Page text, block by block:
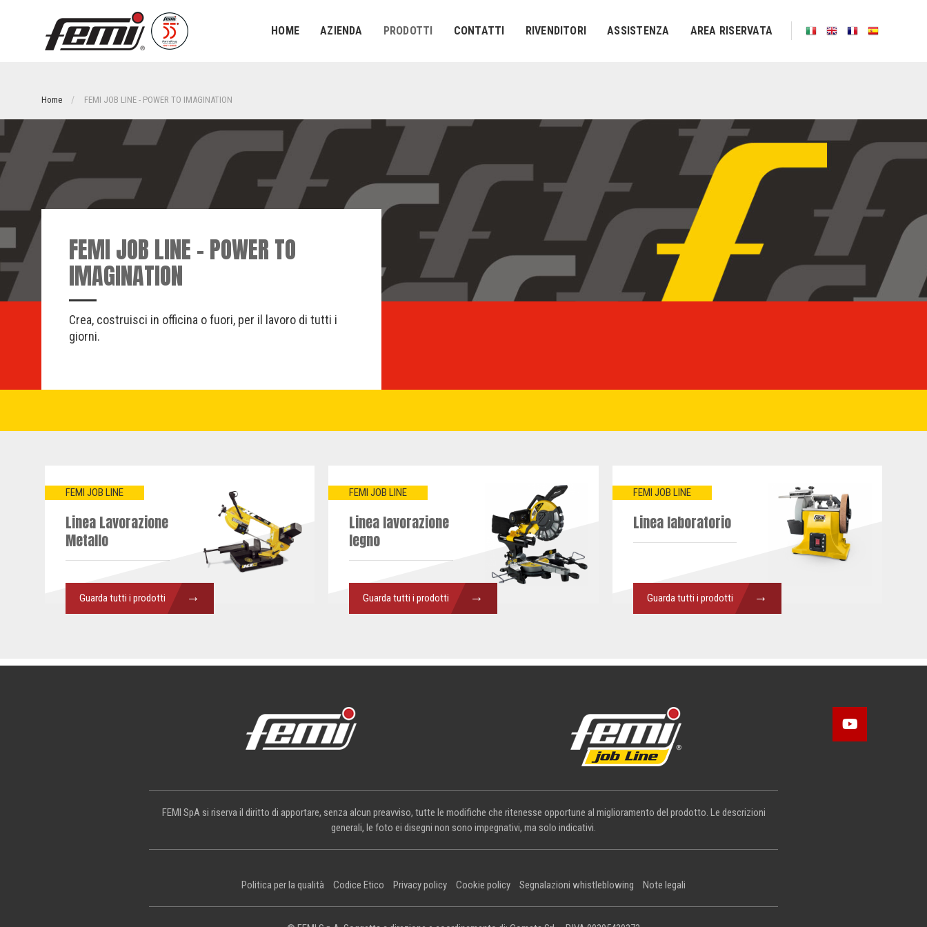
HOME AZIENDA PRODOTTI CONTATTI RIVENDITORI ASSISTENZA AREA RISERVATA
Home FEMI JOB LINE - POWER TO IMAGINATION
FEMI JOB LINE - POWER TO
IMAGINATION
Crea, costruisci in officina o fuori, per il lavoro di tutti i
giorni.
FEMI JOB LINE
Linea Lavorazione
Metallo
Guarda tutti i prodotti →
FEMI JOB LINE
Linea lavorazione
legno
Guarda tutti i prodotti →
FEMI JOB LINE
Linea laboratorio
Guarda tutti i prodotti →
FEMI SpA si riserva il diritto di apportare, senza alcun preavviso, tutte le modifiche che ritenesse opportune al miglioramento del prodotto. Le descrizioni
generali, le foto ei disegni non sono impegnativi, ma solo indicativi.
Politica per la qualità Codice Etico Privacy policy Cookie policy Segnalazioni whistleblowing Note legali